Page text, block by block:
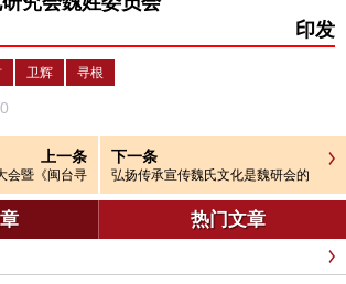
印发
卫辉 寻根
0
上一条
会暨《闽台寻
下一条
弘扬传承宣传魏氏文化是魏研会的
热门文章